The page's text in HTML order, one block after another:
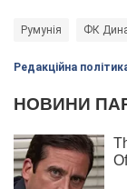
Румунія ФК
Редакційна